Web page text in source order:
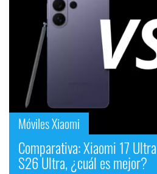
Móviles Xiaomi
Comparativa: Xiaomi 17
S26 Ultra, ¿cuál es mejor?